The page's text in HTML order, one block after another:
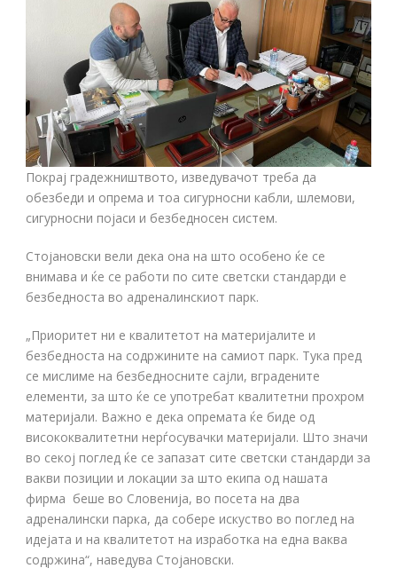
Покрај градежништвото, изведувачот треба да
обезбеди и опрема и тоа сигурносни кабли, шлемови,
сигурносни појаси и безбедносен систем.
Стојановски вели дека она на што особено ќе се
внимава и ќе се работи по сите светски стандарди е
безбедноста во адреналинскиот парк.
„Приоритет ни е квалитетот на материјалите и
безбедноста на содржините на самиот парк. Тука пред
се мислиме на безбедносните сајли, вградените
елементи, за што ќе се употребат квалитетни прохром
материјали. Важно е дека опремата ќе биде од
висококвалитетни нерѓосувачки материјали. Што значи
во секој поглед ќе се запазат сите светски стандарди за
вакви позиции и локации за што екипа од нашата
фирма беше во Словенија, во посета на два
адреналински парка, да собере искуство во поглед на
идејата и на квалитетот на изработка на една ваква
содржина“, наведува Стојановски.